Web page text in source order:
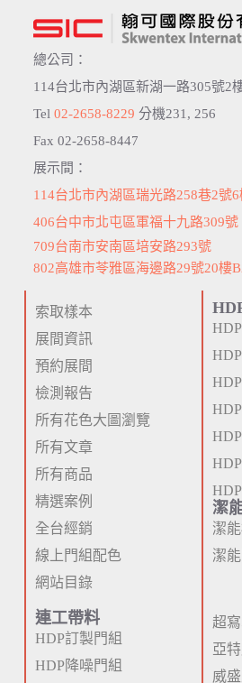
總公司：
114台北市內湖區新湖一路305號2
Tel 02-2658-8229 分機231, 256
Fax 02-2658-8447
展示間：
114台北市內湖區瑞光路258巷2號6
406台中市北屯區軍福十九路309號
709台南市安南區培安路293號
802高雄市苓雅區海邊路29號20樓
索取樣本
展間資訊
預約展間
檢測報告
所有花色大圖瀏覽
所有文章
所有商品
精選案例
全台經銷
線上門組配色
網站目錄
潔
潔
潔
連工帶料
HDP訂製門組
HDP降噪門組
超
亞
威